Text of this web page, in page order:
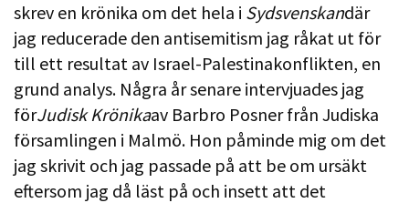
skrev en krönika om det hela i Sydsvenskandär
jag reducerade den antisemitism jag råkat ut för
till ett resultat av Israel-Palestinakonflikten, en
grund analys. Några år senare intervjuades jag
förJudisk Krönikaav Barbro Posner från Judiska
församlingen i Malmö. Hon påminde mig om det
jag skrivit och jag passade på att be om ursäkt
eftersom jag då läst på och insett att det